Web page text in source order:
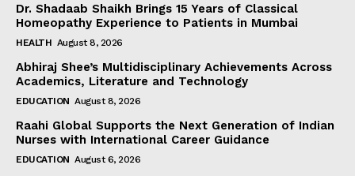
Dr. Shadaab Shaikh Brings 15 Years of Classical
Homeopathy Experience to Patients in Mumbai
HEALTH August 8, 2026
Abhiraj Shee’s Multidisciplinary Achievements Across
Academics, Literature and Technology
EDUCATION August 8, 2026
Raahi Global Supports the Next Generation of Indian
Nurses with International Career Guidance
EDUCATION August 6, 2026